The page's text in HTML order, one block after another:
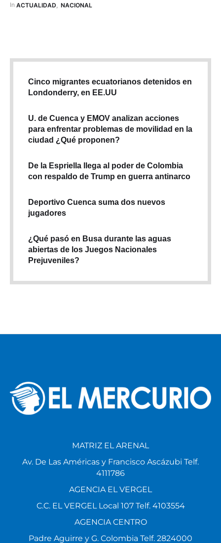
Administración Pública, en una entrevista con Teleamazonas.
In ACTUALIDAD NACIONAL
Cinco migrantes ecuatorianos detenidos en
Londonderry, en EE.UU
U. de Cuenca y EMOV analizan acciones
para enfrentar problemas de movilidad en la
ciudad ¿Qué proponen?
De la Espriella llega al poder de Colombia
con respaldo de Trump en guerra antinarco
Deportivo Cuenca suma dos nuevos
jugadores
¿Qué pasó en Busa durante las aguas
abiertas de los Juegos Nacionales
Prejuveniles?
MATRIZ EL ARENAL
Av. De Las Américas y Francisco Ascázubi Telf.
4111786
AGENCIA EL VERGEL
C.C. EL VERGEL Local 107 Telf. 4103554
AGENCIA CENTRO
Padre Aguirre y G. Colombia Telf. 2824000